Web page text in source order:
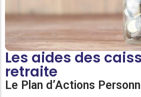
Les aides des
retraite
Le Plan d’Actions